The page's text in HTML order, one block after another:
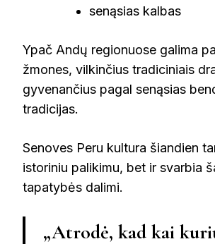
senąsias kalbas
Ypač Andų regionuose galima
žmones, vilkinčius tradiciniais
gyvenančius pagal senąsias
tradicijas.
Senoves Peru kultura šiandien
istoriniu palikimu, bet ir svarbia
tapatybės dalimi.
„Atrodė, kad kai